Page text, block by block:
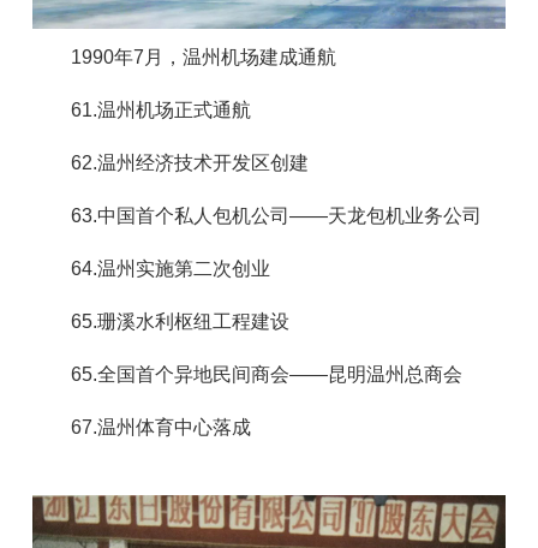
1990年7月，温州机场建成通航
61.温州机场正式通航
62.温州经济技术开发区创建
63.中国首个私人包机公司——天龙包机业务公司
64.温州实施第二次创业
65.珊溪水利枢纽工程建设
65.全国首个异地民间商会——昆明温州总商会
67.温州体育中心落成